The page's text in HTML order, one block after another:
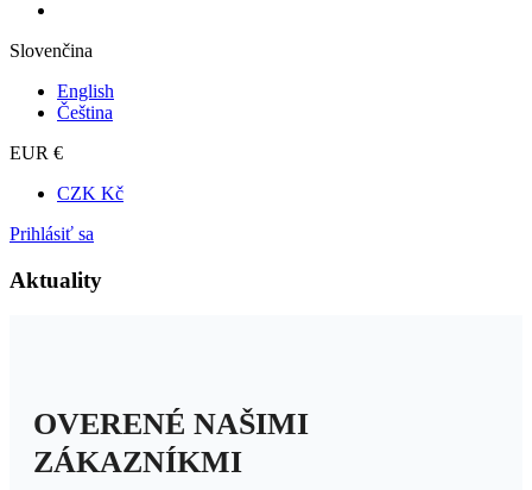
Slovenčina
English
Čeština
EUR €
CZK Kč
Prihlásiť sa
Aktuality
OVERENÉ NAŠIMI
ZÁKAZNÍKMI